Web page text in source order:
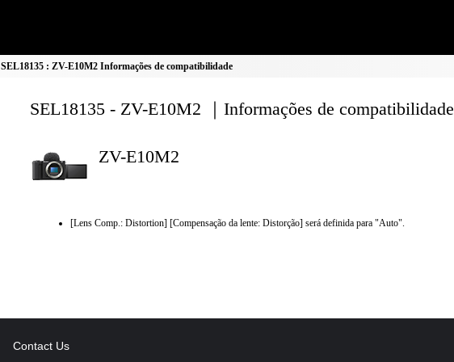
SEL18135 : ZV-E10M2 Informações de compatibilidade
SEL18135 - ZV-E10M2 ｜Informações de compatibilidade
ZV-E10M2
[Lens Comp.: Distortion] [Compensação da lente: Distorção] será definida para "Auto".
Contact Us